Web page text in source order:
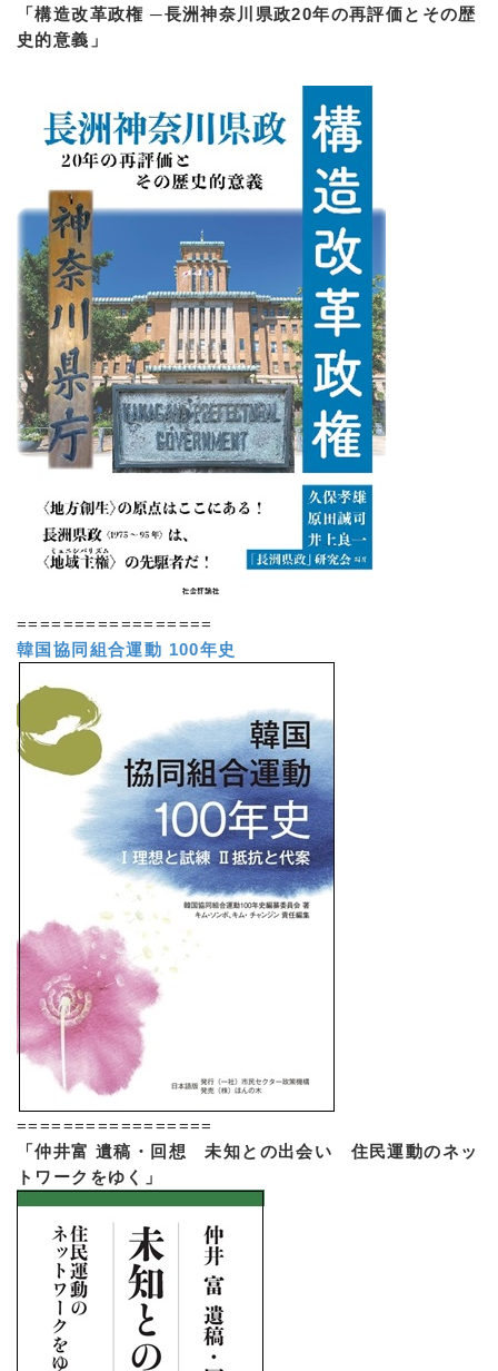
「構造改革政権 ─長洲神奈川県政20年の再評価とその歴
史的意義」
=================
韓国協同組合運動 100年史
=================
「仲井富 遺稿・回想 未知との出会い 住民運動のネッ
トワークをゆく」